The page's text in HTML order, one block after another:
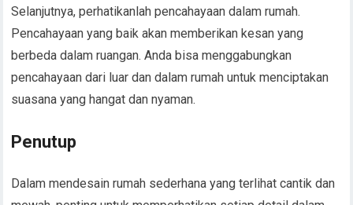
Selanjutnya, perhatikanlah pencahayaan dalam rumah.
Pencahayaan yang baik akan memberikan kesan yang
berbeda dalam ruangan. Anda bisa menggabungkan
pencahayaan dari luar dan dalam rumah untuk menciptakan
suasana yang hangat dan nyaman.
Penutup
Dalam mendesain rumah sederhana yang terlihat cantik dan